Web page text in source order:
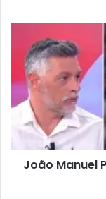
João Manuel